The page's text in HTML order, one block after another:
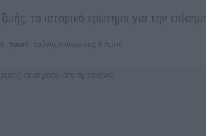
το ιστορικό ερώτημα για την
Sport Χρόνος Ανάγνωσης: 6 λεπτά